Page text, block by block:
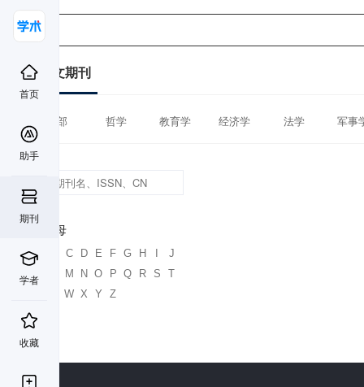
首页
助手
期刊
学者
收藏
中文期刊
全部 哲学 教育学 经济学 法学 军事
首字母
A C D E F G H
J
K
M N O P Q R S
T
W X Y Z